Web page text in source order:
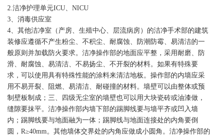
2.洁净护理单元ICU、NICU
3、消毒供应室
4、其他洁净室（产房、生殖中心、层流病房）的洁净手术部的建筑
装修应遵循不产生粉尘、不积尘、耐腐蚀、防潮防霉、易清洁的一
般原则并加载防火要求。洁净操作部的地面应平整，采用耐磨、防
滑、耐腐蚀、易清洁、不易扬尘、不开裂的材料。如果有特殊要
求，可以使用具有特殊性能的涂料来清洁地板。操作部的内墙应采
用不易开裂、阻燃、易清洁、耐碰撞的材料。墙壁可以由整体或预
制壁板制成；三、四级无尘室的墙壁也可以用大块瓷砖或油漆做，
缝隙要抹平。洁净操作部内墙下部的踢脚线要与墙平齐或凹入墙
内；踢脚线要与地面融为一体；踢脚线与地面连接处的内角要倒
圆，R≥40mm。其他墙体交界处的内角应做成小圆角。洁净操作部的